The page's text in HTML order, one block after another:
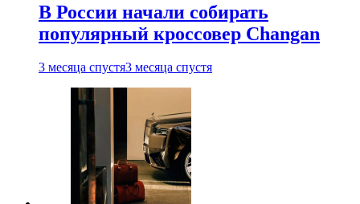
В России начали собирать
популярный кроссовер Changan
3 месяца спустя3 месяца спустя